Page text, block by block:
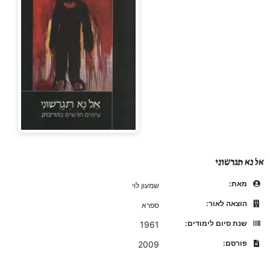
אל נא תגרשוני
מאת:
שמעון לוי
הוצאה לאור:
ספרא
שנת סיום לימודים:
1961
פורסם: 2009